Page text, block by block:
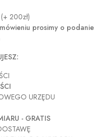
200zł)
prosimy o podanie
URZĘDU
- GRATIS